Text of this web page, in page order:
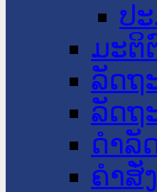
ປ
ມະຕິ
ລັດຖ
ລັດຖ
ດໍາລັ
ຄໍາສັ່ງ